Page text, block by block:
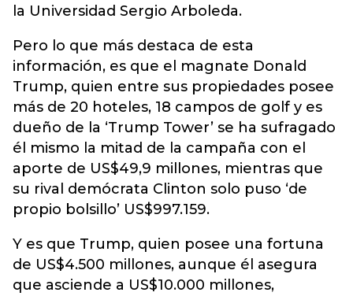
la Universidad Sergio Arboleda.
Pero lo que más destaca de esta
información, es que el magnate Donald
Trump, quien entre sus propiedades posee
más de 20 hoteles, 18 campos de golf y es
dueño de la ‘Trump Tower’ se ha sufragado
él mismo la mitad de la campaña con el
aporte de US$49,9 millones, mientras que
su rival demócrata Clinton solo puso ‘de
propio bolsillo’ US$997.159.
Y es que Trump, quien posee una fortuna
de US$4.500 millones, aunque él asegura
que asciende a US$10.000 millones,